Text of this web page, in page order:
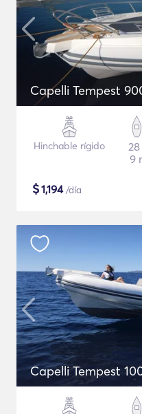
Capelli Tempest
Hinchable rígido
9
$1,194/día
Capelli Tempest